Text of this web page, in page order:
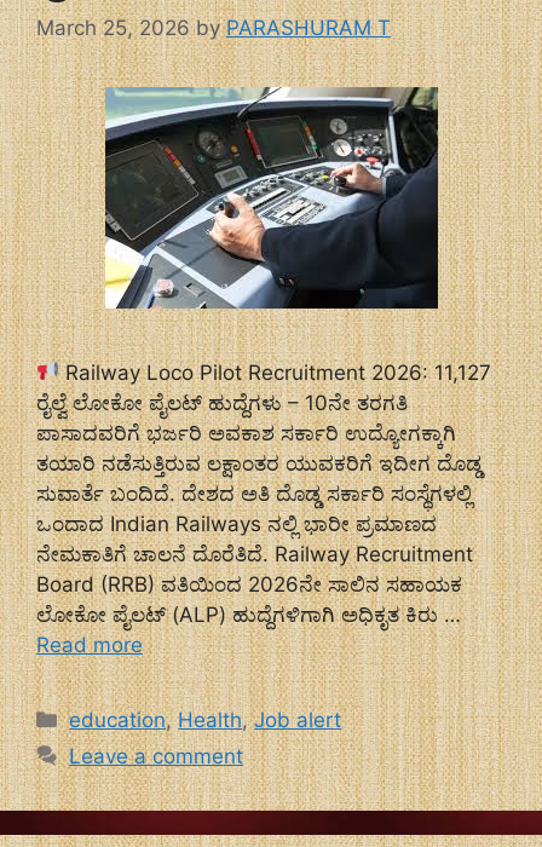
March 25, 2026 byPARASHURAM T
Railway Loco Pilot Recruitment 2026: 11,127
ರೈಲ್ವೆ ಲೋಕೋ ಪೈಲಟ್ ಹುದ್ದೆಗಳು – 10ನೇ ತರಗತಿ
ಪಾಸಾದವರಿಗೆ ಭರ್ಜರಿ ಅವಕಾಶ ಸರ್ಕಾರಿ ಉದ್ಯೋಗಕ್ಕಾಗಿ
ತಯಾರಿ ನಡೆಸುತ್ತಿರುವ ಲಕ್ಷಾಂತರ ಯುವಕರಿಗೆ ಇದೀಗ ದೊಡ್ಡ
ಸುವಾರ್ತೆ ಬಂದಿದೆ. ದೇಶದ ಅತಿ ದೊಡ್ಡ ಸರ್ಕಾರಿ ಸಂಸ್ಥೆಗಳಲ್ಲಿ
ಒಂದಾದ Indian Railways ನಲ್ಲಿ ಭಾರೀ ಪ್ರಮಾಣದ
ನೇಮಕಾತಿಗೆ ಚಾಲನೆ ದೊರೆತಿದೆ. Railway Recruitment
Board (RRB) ವತಿಯಿಂದ 2026ನೇ ಸಾಲಿನ ಸಹಾಯಕ
ಲೋಕೋ ಪೈಲಟ್ (ALP) ಹುದ್ದೆಗಳಿಗಾಗಿ ಅಧಿಕೃತ ಕಿರು …
Read more
Categories
education,Health,Job alert
Leave a comment